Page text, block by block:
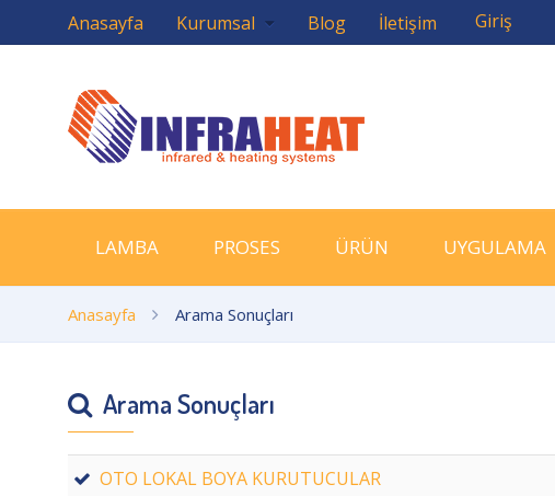
Anasayfa Kurumsal Blog İletişim Giriş
LAMBA PROSES ÜRÜN UYGULAMA
Anasayfa Arama Sonuçları
Arama Sonuçları
OTO LOKAL BOYA KURUTUCULAR